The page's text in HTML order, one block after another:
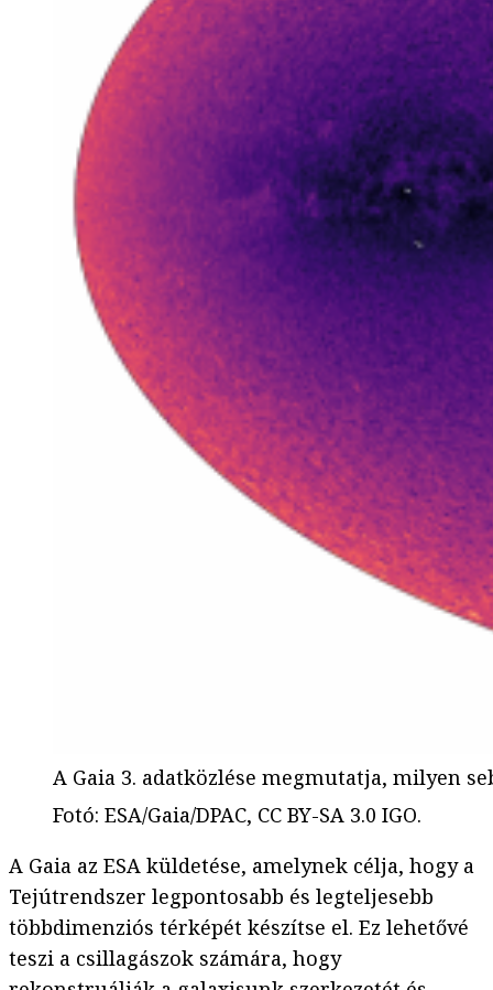
A Gaia 3. adatközlése megmutatja, milyen
Fotó: ESA/Gaia/DPAC, CC BY-SA 3.0 IGO.
A Gaia az ESA küldetése, amelynek célja, hogy a
Tejútrendszer legpontosabb és legteljesebb
többdimenziós térképét készítse el. Ez lehetővé
teszi a csillagászok számára, hogy